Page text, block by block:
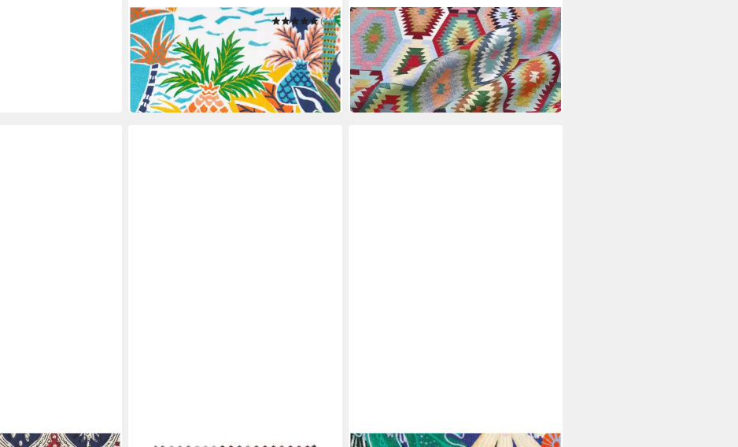
SCHÖNER LEBEN.
Stoff Baumwollstoff Meterware
Percale Granola Palmen bunt 150cm
(1)
9,95 €
(9,95 €/ 1 m)
in 4-5 Werktagen bei dir
STOFFERIA
Stoff Polsterstoff Gobelin Tacuspac
Ethno Bunt
20,90 €
(20,90 €/ 1 m)
lieferbar in 3 Wochen